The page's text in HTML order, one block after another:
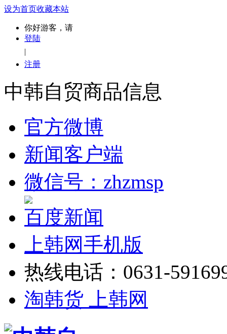
设为首页收藏本站
你好游客，请
登陆
|
注册
中韩自贸商品信息
官方微博
新闻客户端
微信号：zhzmsp
百度新闻
上韩网手机版
热线电话：0631-
淘韩货 上韩网